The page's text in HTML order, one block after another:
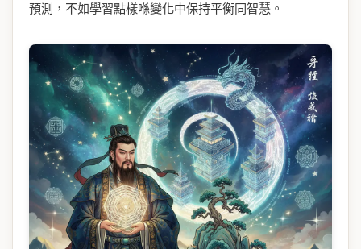
預測，不如學習點樣喺變化中保持平衡同智慧。